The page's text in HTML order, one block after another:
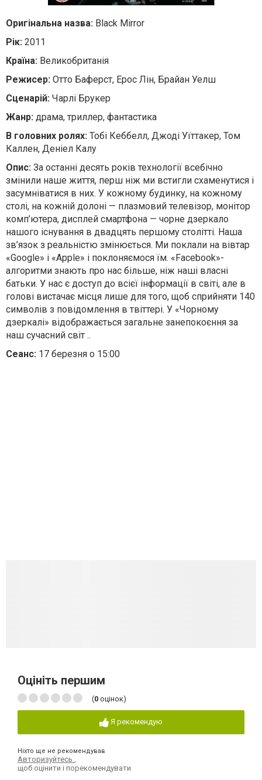
Оригінальна назва: Black Mirror
Рік: 2011
Країна: Великобританія
Режисер: Отто Баферст, Ерос Лін, Брайан Уелш
Сценарій: Чарлі Брукер
Жанр: драма, триллер, фантастика
В головних ролях: Тобі Кеббелл, Джоді Уїттакер, Том
Каллен, Деніел Калу
Опис: За останні десять років технології всебічно
змінили наше життя, перш ніж ми встигли схаменутися і
засумніватися в них. У кожному будинку, на кожному
столі, на кожній долоні — плазмовий телевізор, монітор
комп’ютера, дисплей смартфона — чорне дзеркало
нашого існування в двадцять першому столітті. Наша
зв’язок з реальністю змінюється. Ми поклали на вівтар
«Google» і «Apple» і поклоняємося їм. «Facebook»-
алгоритми знають про нас більше, ніж наші власні
батьки. У нас є доступ до всієї інформації в світі, але в
голові вистачає місця лише для того, щоб сприйняти 140
символів з повідомлення в твіттері. У «Чорному
дзеркалі» відображається загальне занепокоєння за
наш сучасний світ ..
Сеанс: 17 березня о 15:00
Оцініть першим
(0 оцінок)
Я рекомендую
Ніхто ще не рекомендував
Авторизуйтесь
щоб оцінити і порекомендувати